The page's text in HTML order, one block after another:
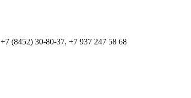
+7 (8452) 30-80-37, +7 937 247 58 68